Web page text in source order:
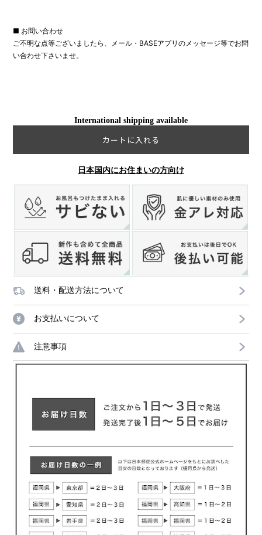
■ お問い合わせ
ご不明な点等ございましたら、メール・BASEアプリのメッセージ等でお問
い合わせ下さいませ。
International shipping available
カートに入れる
日本国内にお住まいの方向け
送料・配送方法について
お支払いについて
注意事項